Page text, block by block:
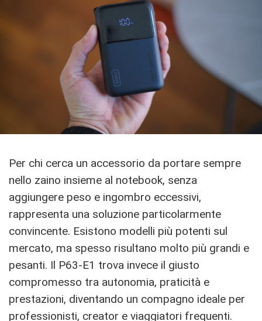
Per chi cerca un accessorio da portare sempre
nello zaino insieme al notebook, senza
aggiungere peso e ingombro eccessivi,
rappresenta una soluzione particolarmente
convincente. Esistono modelli più potenti sul
mercato, ma spesso risultano molto più grandi e
pesanti. Il P63-E1 trova invece il giusto
compromesso tra autonomia, praticità e
prestazioni, diventando un compagno ideale per
professionisti, creator e viaggiatori frequenti.